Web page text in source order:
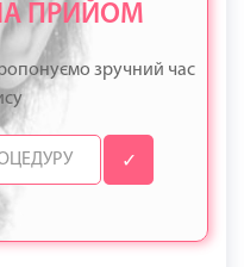
ПРИЙОМ
зручний час
✓